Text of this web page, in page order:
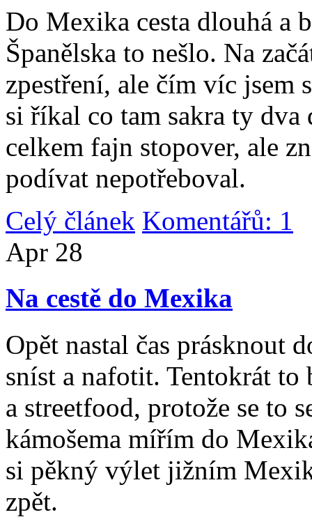
Do Mexika cesta dlouhá a
Španělska to nešlo. Na
zpestření, ale čím víc jsem
si říkal co tam sakra ty
celkem fajn stopover, ale
podívat nepotřeboval.
Celý článek Komentářů: 1
Apr 28
Na cestě do Mexika
Opět nastal čas prásknout
sníst a nafotit. Tentokrát
a streetfood, protože se to
kámošema mířím do
si pěkný výlet jižním
zpět.